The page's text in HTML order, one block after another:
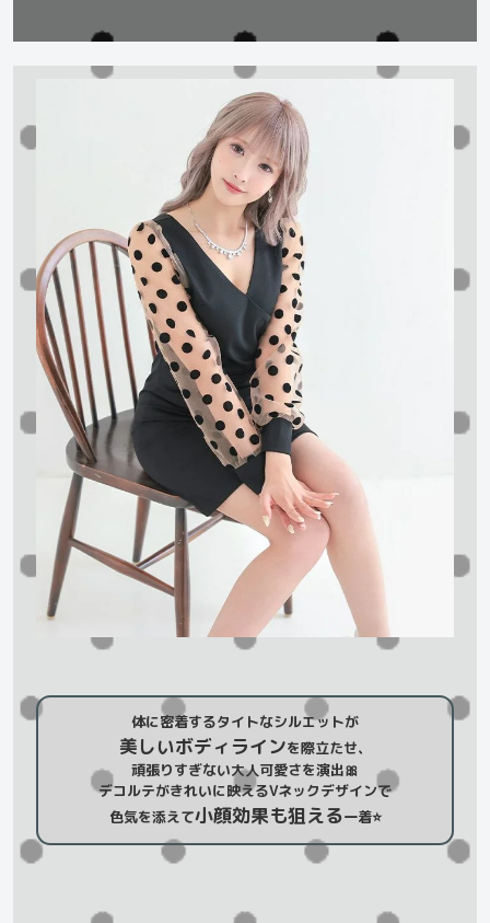
体に密着するタイトなシルエットが
美しいボディラインを際立たせ、
頑張りすぎない大人可愛さを演出🎀
デコルテがきれいに映えるVネックデザインで
色気を添えて小顔効果も狙える一着⭐️